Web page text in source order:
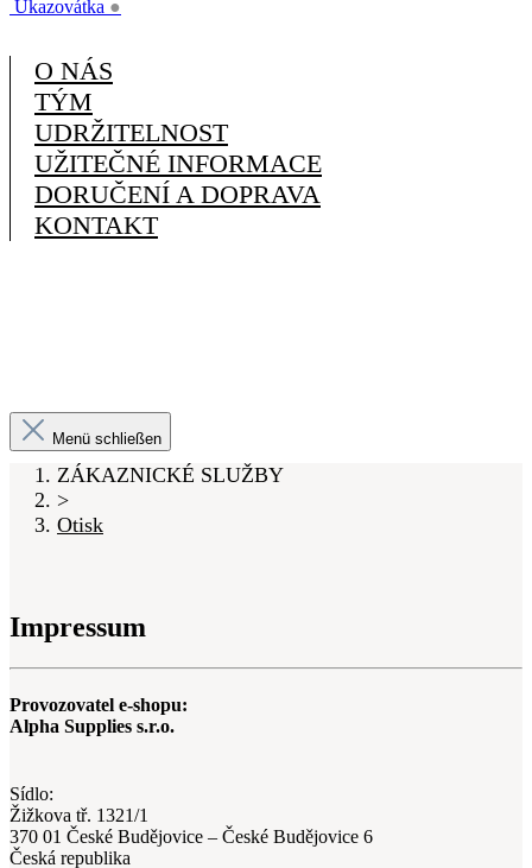
Ukazovátka ●
O NÁS
TÝM
UDRŽITELNOST
UŽITEČNÉ INFORMACE
DORUČENÍ A DOPRAVA
KONTAKT
Menü schließen
ZÁKAZNICKÉ SLUŽBY
>
Otisk
Impressum
Provozovatel e-shopu:
Alpha Supplies s.r.o.
Sídlo:
Žižkova tř. 1321/1
370 01 České Budějovice – České Budějovice 6
Česká republika